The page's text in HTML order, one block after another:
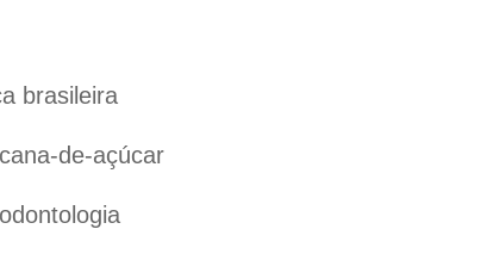
brasileira
de-açúcar